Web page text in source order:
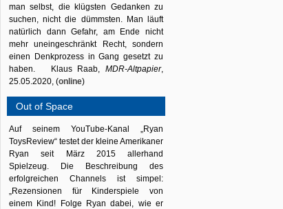
man selbst, die klügsten Gedanken zu
suchen, nicht die dümmsten. Man läuft
natürlich dann Gefahr, am Ende nicht
mehr uneingeschränkt Recht, sondern
einen Denkprozess in Gang gesetzt zu
haben. Klaus Raab, MDR-Altpapier,
25.05.2020, (online)
Out of Space
Auf seinem YouTube-Kanal „Ryan
ToysReview“ testet der kleine Amerikaner
Ryan seit März 2015 allerhand
Spielzeug. Die Beschreibung des
erfolgreichen Channels ist simpel:
„Rezensionen für Kinderspiele von
einem Kind! Folge Ryan dabei, wie er